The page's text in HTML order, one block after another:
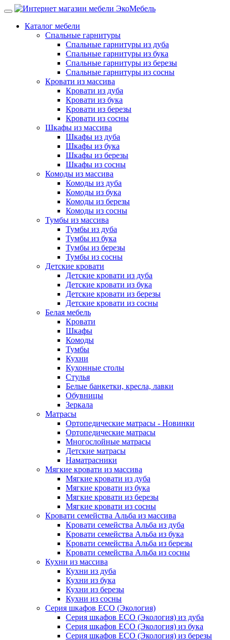
Каталог мебели
Спальные гарнитуры
Спальные гарнитуры из дуба
Спальные гарнитуры из бука
Спальные гарнитуры из березы
Спальные гарнитуры из сосны
Кровати из массива
Кровати из дуба
Кровати из бука
Кровати из березы
Кровати из сосны
Шкафы из массива
Шкафы из дуба
Шкафы из бука
Шкафы из березы
Шкафы из сосны
Комоды из массива
Комоды из дуба
Комоды из бука
Комоды из березы
Комоды из сосны
Тумбы из массива
Тумбы из дуба
Тумбы из бука
Тумбы из березы
Тумбы из сосны
Детские кровати
Детские кровати из дуба
Детские кровати из бука
Детские кровати из березы
Детские кровати из сосны
Белая мебель
Кровати
Шкафы
Комоды
Тумбы
Кухни
Кухонные столы
Стулья
Белые банкетки, кресла, лавки
Обувницы
Зеркала
Матрасы
Ортопедические матрасы - Новинки
Ортопедические матрасы
Многослойные матрасы
Детские матрасы
Наматрасники
Мягкие кровати из массива
Мягкие кровати из дуба
Мягкие кровати из бука
Мягкие кровати из березы
Мягкие кровати из сосны
Кровати семейства Альба из массива
Кровати семейства Альба из дуба
Кровати семейства Альба из бука
Кровати семейства Альба из березы
Кровати семейства Альба из сосны
Кухни из массива
Кухни из дуба
Кухни из бука
Кухни из березы
Кухни из сосны
Серия шкафов ECO (Экология)
Серия шкафов ECO (Экология) из дуба
Серия шкафов ECO (Экология) из бука
Серия шкафов ECO (Экология) из березы